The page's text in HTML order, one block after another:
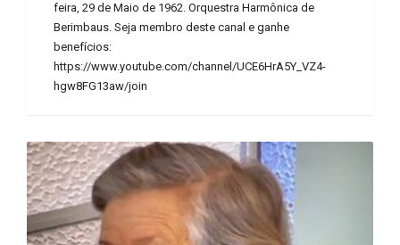
feira, 29 de Maio de 1962. Orquestra Harmônica de
Berimbaus. Seja membro deste canal e ganhe
benefícios:
https://www.youtube.com/channel/UCE6HrA5Y_VZ4-
hgw8FG13aw/join